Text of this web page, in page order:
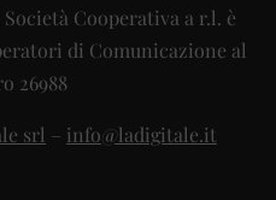
Cooperativa a r.l. è
di Comunicazione al
26988
srl – info@ladigitale.it